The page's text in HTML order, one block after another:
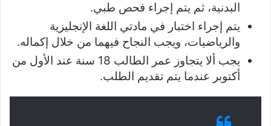
البدنية، ثم يتم إجراء فحص طبي.
يتم إجراء اختبار في مادتي اللغة الإنجليزية
والرياضيات، ويجب النجاح فيهما من خلال إكماله.
يجب ألا يتجاوز عمر الطالب 18 سنة عند الأول من
أكتوبر عندما يتم تقديم الطلب.